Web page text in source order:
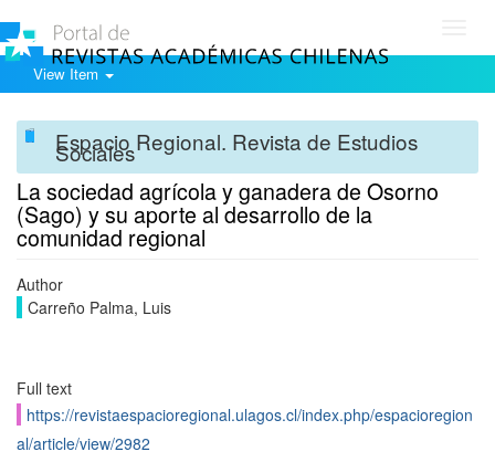
View Item
Espacio Regional. Revista de Estudios
Sociales
La sociedad agrícola y ganadera de Osorno
(Sago) y su aporte al desarrollo de la
comunidad regional
Author
Carreño Palma, Luis
Full text
https://revistaespacioregional.ulagos.cl/index.php/espacioregion
al/article/view/2982